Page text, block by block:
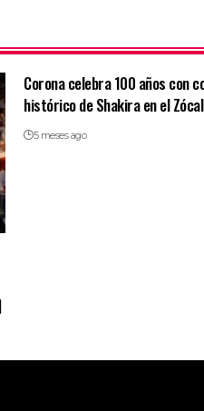
Corona celebra 100 años con
histórico de Shakira en el
5 meses ago